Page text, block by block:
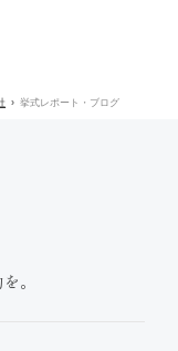
挙式レポート・ブログ
。